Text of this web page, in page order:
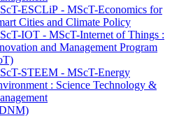
ESCLiP - MScT-Economics for
Cities and Climate Policy
IOT - MScT-Internet of Things :
and Management Program
STEEM - MScT-Energy
: Science Technology &